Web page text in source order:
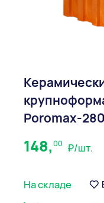
Poromax-
148,00 ₽/шт.
На складе